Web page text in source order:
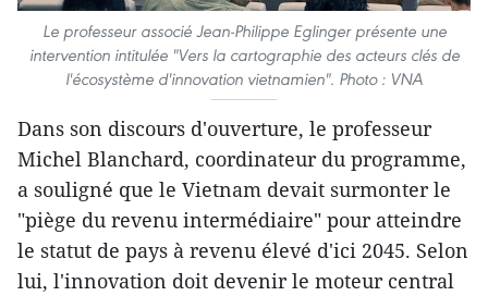
Le professeur associé Jean-Philippe Eglinger présente une
intervention intitulée "Vers la cartographie des acteurs clés de
l'écosystème d'innovation vietnamien". Photo : VNA
Dans son discours d'ouverture, le professeur
Michel Blanchard, coordinateur du programme,
a souligné que le Vietnam devait surmonter le
"piège du revenu intermédiaire" pour atteindre
le statut de pays à revenu élevé d'ici 2045. Selon
lui, l'innovation doit devenir le moteur central